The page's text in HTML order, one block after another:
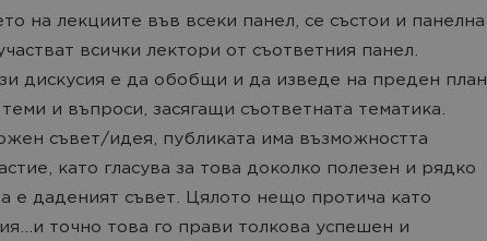
на лекциите във всеки панел, се състои и панелна
всички лектори от съответния панел.
дискусия е да обобщи и да изведе на преден план
и въпроси, засягащи съответната тематика.
съвет/идея, публиката има възможността
като гласува за това доколко полезен и рядко
е даденият съвет. Цялото нещо протича като
точно това го прави толкова успешен и